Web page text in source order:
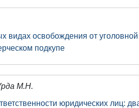
видах освобождения от
подкупе
М.Н.
юридических лиц: